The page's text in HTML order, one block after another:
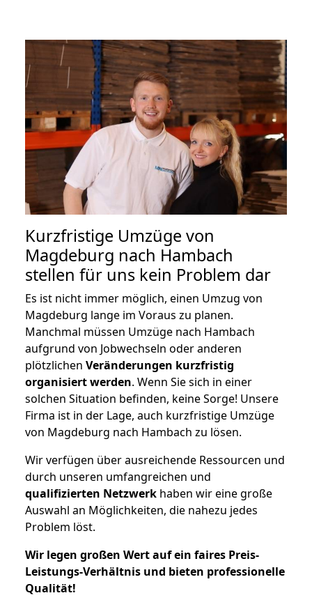
Kurzfristige Umzüge von
Magdeburg nach Hambach
stellen für uns kein Problem dar
Es ist nicht immer möglich, einen Umzug von
Magdeburg lange im Voraus zu planen.
Manchmal müssen Umzüge nach Hambach
aufgrund von Jobwechseln oder anderen
plötzlichen Veränderungen kurzfristig
organisiert werden. Wenn Sie sich in einer
solchen Situation befinden, keine Sorge! Unsere
Firma ist in der Lage, auch kurzfristige Umzüge
von Magdeburg nach Hambach zu lösen.
Wir verfügen über ausreichende Ressourcen und
durch unseren umfangreichen und
qualifizierten Netzwerk haben wir eine große
Auswahl an Möglichkeiten, die nahezu jedes
Problem löst.
Wir legen großen Wert auf ein faires Preis-
Leistungs-Verhältnis und bieten professionelle
Qualität!